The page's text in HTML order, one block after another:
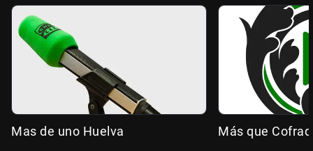
Mas de uno Huelva Más que